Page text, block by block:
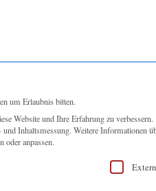
SHOW
YOUNG
um Erlaubnis bitten.
Website und Ihre Erfahrung zu verbessern.
und Inhaltsmessung. Weitere Informationen
oder anpassen.
Die erste Service-